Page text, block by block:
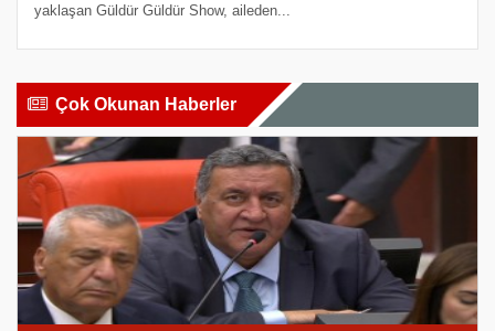
yaklaşan Güldür Güldür Show, aileden...
Çok Okunan Haberler